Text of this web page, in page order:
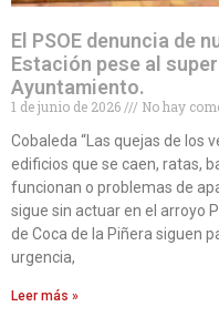
El PSOE denuncia de
Estación pese al
Ayuntamiento.
1 de junio de 2026
No hay
Cobaleda “Las quejas de los
edificios que se caen, ratas,
funcionan o problemas de
sigue sin actuar en el arroyo
de Coca de la Piñera siguen
urgencia,
Leer más »